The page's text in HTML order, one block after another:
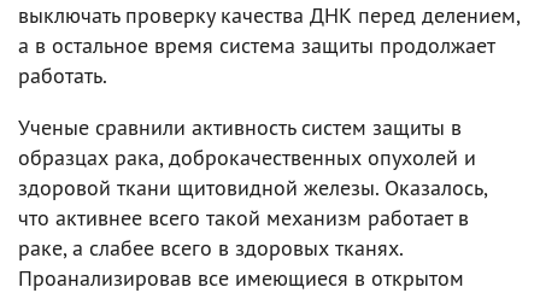
выключать проверку качества ДНК перед делением,
а в остальное время система защиты продолжает
работать.
Ученые сравнили активность систем защиты в
образцах рака, доброкачественных опухолей и
здоровой ткани щитовидной железы. Оказалось,
что активнее всего такой механизм работает в
раке, а слабее всего в здоровых тканях.
Проанализировав все имеющиеся в открытом